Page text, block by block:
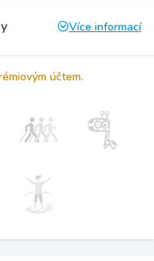
Více informací
účtem.